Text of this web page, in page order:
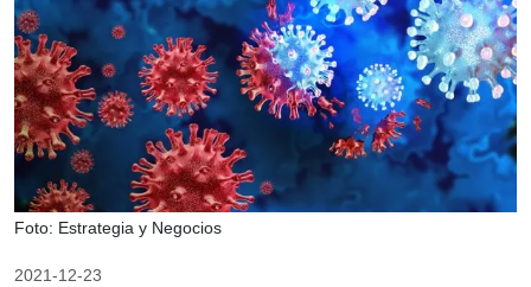
Foto: Estrategia y Negocios
2021-12-23